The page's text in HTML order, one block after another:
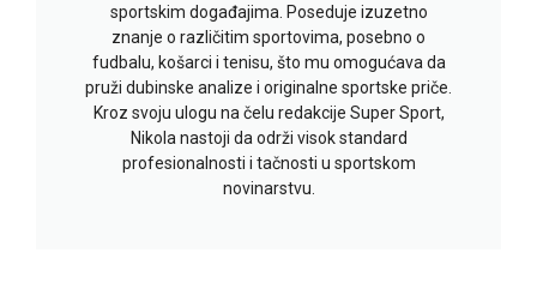
sportskim događajima. Poseduje izuzetno
znanje o različitim sportovima, posebno o
fudbalu, košarci i tenisu, što mu omogućava da
pruži dubinske analize i originalne sportske priče.
Kroz svoju ulogu na čelu redakcije Super Sport,
Nikola nastoji da održi visok standard
profesionalnosti i tačnosti u sportskom
novinarstvu.